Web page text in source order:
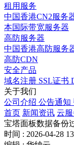
租用服务
中国香港CN2服务
本国际带宽服务器
高防服务器
中国香港高防服务
高防CDN
安全产品
域名注册 SSL证书
关于我们
公司介绍 公告通知
首页 新闻资讯 云
宝塔面板数据备份
时间 : 2026-04-28